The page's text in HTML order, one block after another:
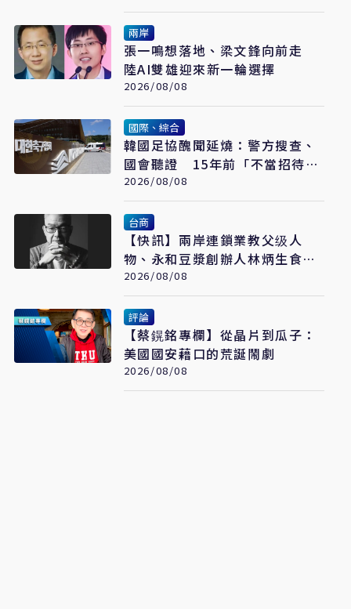
兩岸
張一鳴想落地、梁文鋒向前走
陸AI雙雄迎來新一輪選擇
2026/08/08
國際、綜合
韓國足協醜聞延燒：警方搜查、
國會聽證 15年前「不當招待」
疑雲重見天日
2026/08/08
台商
【快訊】兩岸連鎖業教父级人
物、永和豆漿創辦人林炳生食道
癌病逝 享年70歲
2026/08/08
評論
【蔡鎤銘專欄】從晶片到瓜子：
美國國安藉口的荒誕鬧劇
2026/08/08